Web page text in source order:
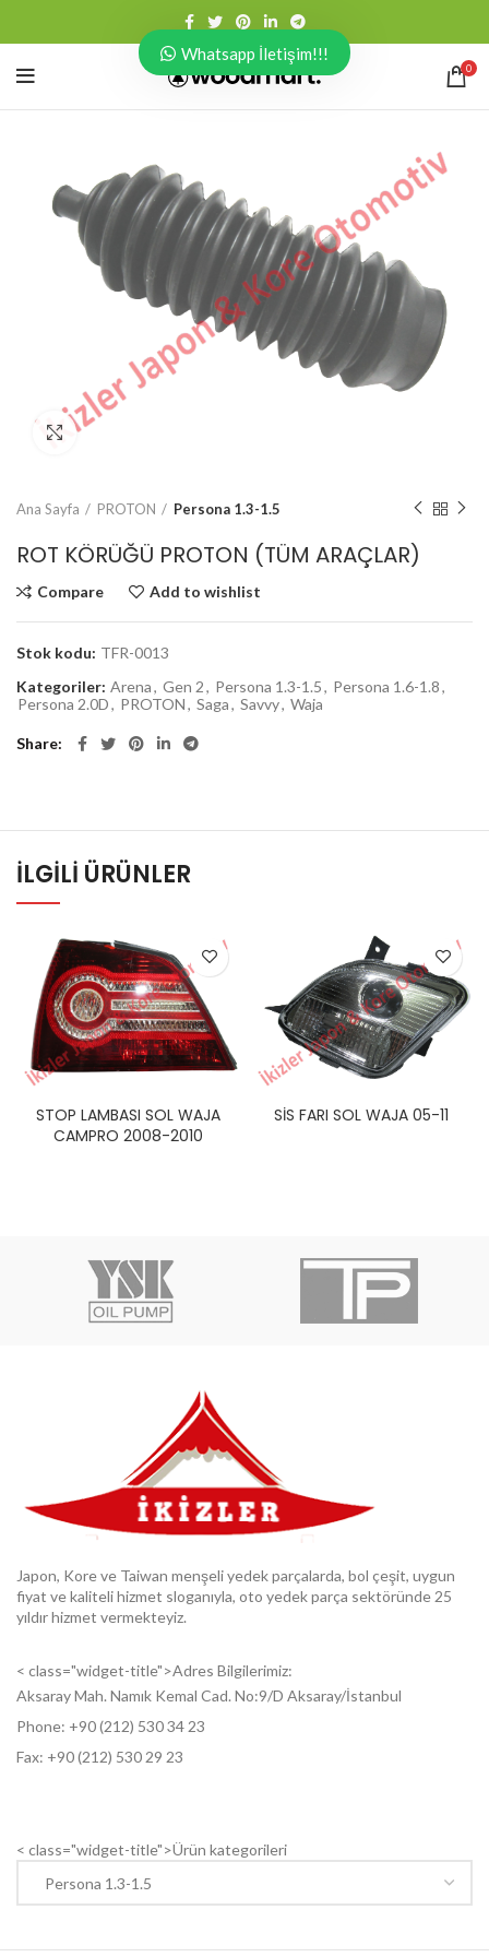
0
Click to enlarge
Ana Sayfa PROTON Persona 1.3-1.5
ROT KÖRÜĞÜ PROTON (TÜM ARAÇLAR)
Compare Add to wishlist
Stok kodu: TFR-0013
Kategoriler: Arena, Gen 2, Persona 1.3-1.5, Persona 1.6-1.8,
Persona 2.0D, PROTON, Saga, Savvy, Waja
Share
İLGILI ÜRÜNLER
STOP LAMBASI SOL WAJA
CAMPRO 2008-2010
SİS FARI SOL WAJA 05-11
Japon, Kore ve Taiwan menşeli yedek parçalarda, bol çeşit, uygun
fiyat ve kaliteli hizmet sloganıyla, oto yedek parça sektöründe 25
yıldır hizmet vermekteyiz.
< class="widget-title">Adres Bilgilerimiz:
Aksaray Mah. Namık Kemal Cad. No:9/D Aksaray/İstanbul
Phone: +90 (212) 530 34 23
Fax: +90 (212) 530 29 23
< class="widget-title">Ürün kategorileri
Whatsapp İletişim!!!